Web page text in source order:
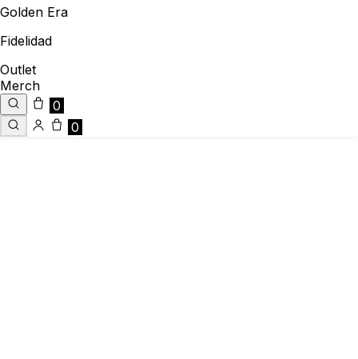
Golden Era
Fidelidad
Outlet
Merch
0
0